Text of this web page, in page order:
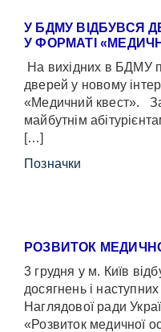
У БДМУ ВІДБУВСЯ
У ФОРМАТІ
На вихідних в БДМУ
дверей у новому
«Медичний квест».
майбутнім
[…]
Позначки
РОЗВИТОК
3 грудня у м. Київ
досягнень і
Наглядової ради
«Розвиток медичної